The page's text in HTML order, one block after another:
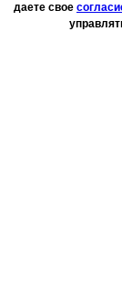
а также
Поиск
данных
даете свое